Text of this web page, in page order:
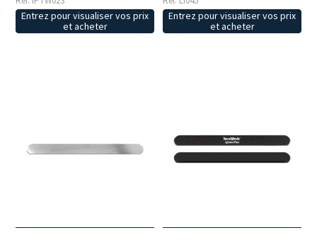
Entrez pour visualiser vos prix
et acheter
Entrez pour visualiser vos prix
et acheter